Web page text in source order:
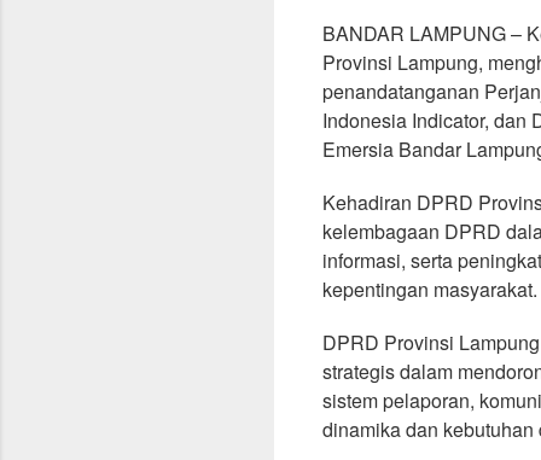
BANDAR LAMPUNG –
Provinsi Lampung,
penandatanganan
Indonesia Indicator, dan
Emersia Bandar
Kehadiran DPRD
kelembagaan DPRD
informasi, serta
kepentingan masyarakat.
DPRD Provinsi
strategis dalam
sistem pelaporan,
dinamika dan kebutuhan